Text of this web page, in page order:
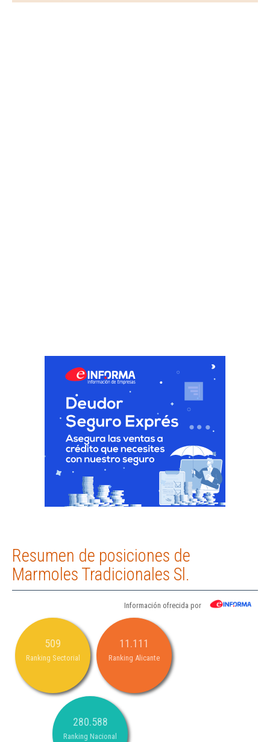
Resumen de posiciones de
Marmoles Tradicionales Sl.
Información ofrecida por
509
Ranking Sectorial
11.111
Ranking Alicante
280.588
Ranking Nacional